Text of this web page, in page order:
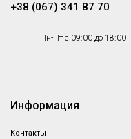
+38 (067) 341 87 70
Пн-Пт с 09:00 до 18:00
Информация
Контакты